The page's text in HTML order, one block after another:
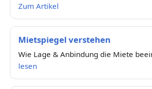
Zum Artikel
Mietspiegel verstehen
Wie Lage & Anbindung die Miete
lesen